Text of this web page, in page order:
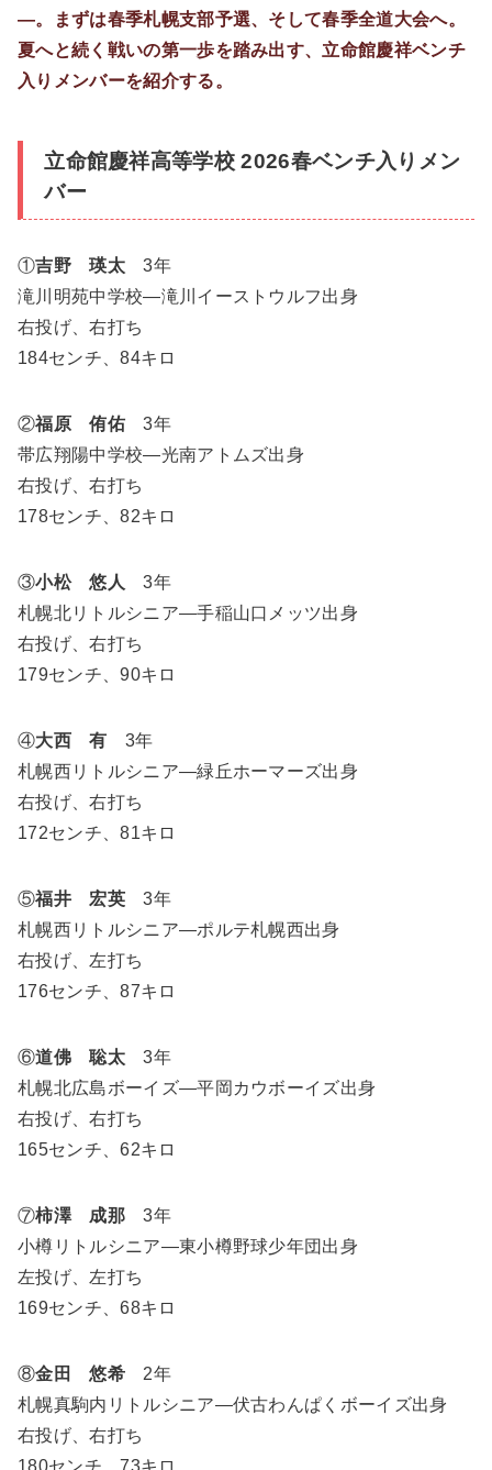
―。まずは春季札幌支部予選、そして春季全道大会へ。
夏へと続く戦いの第一歩を踏み出す、立命館慶祥ベンチ
入りメンバーを紹介する。
立命館慶祥高等学校 2026春ベンチ入りメン
バー
①吉野 瑛太3年
滝川明苑中学校―滝川イーストウルフ出身
右投げ、右打ち
184センチ、84キロ
②福原 侑佑3年
帯広翔陽中学校―光南アトムズ出身
右投げ、右打ち
178センチ、82キロ
③小松 悠人
3年
札幌北リトルシニア―手稲山口メッツ出身
右投げ、右打ち
179センチ、90キロ
④大西 有 3年
札幌西リトルシニア―緑丘ホーマーズ出身
右投げ、右打ち
172センチ、81キロ
⑤福井 宏英3年
札幌西リトルシニア―ポルテ札幌西出身
右投げ、左打ち
176センチ、87キロ
⑥道佛 聡太3年
札幌北広島ボーイズ―平岡カウボーイズ出身
右投げ、右打ち
165センチ、62キロ
⑦柿澤 成那3年
小樽リトルシニア―東小樽野球少年団出身
左投げ、左打ち
169センチ、68キロ
⑧金田 悠希2年
札幌真駒内リトルシニア―伏古わんぱくボーイズ出身
右投げ、右打ち
180センチ、73キロ